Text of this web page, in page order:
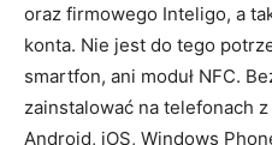
oraz firmowego Inteligo, a
konta. Nie jest do tego
smartfon, ani moduł NFC.
zainstalować na telefonach
Android, iOS, Windows